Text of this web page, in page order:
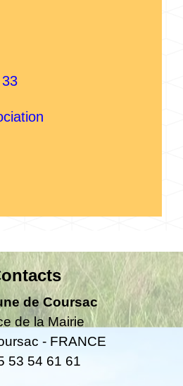
de Coursac
de la Mairie
- FRANCE
53 54 61 61